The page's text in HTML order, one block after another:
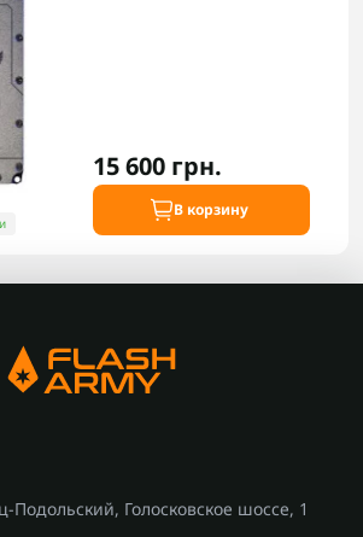
15 600 грн.
В корзину
Подольский, Голосковское шоссе, 1